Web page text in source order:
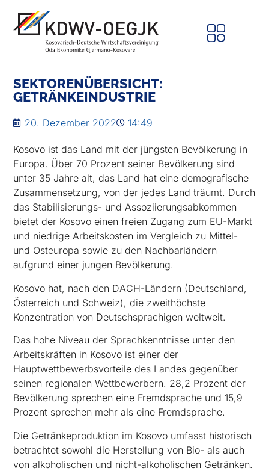
SEKTORENÜBERSICHT:
GETRÄNKEINDUSTRIE
20. Dezember 2022 14:49
Kosovo ist das Land mit der jüngsten Bevölkerung in
Europa. Über 70 Prozent seiner Bevölkerung sind
unter 35 Jahre alt, das Land hat eine demografische
Zusammensetzung, von der jedes Land träumt. Durch
das Stabilisierungs- und Assoziierungsabkommen
bietet der Kosovo einen freien Zugang zum EU-Markt
und niedrige Arbeitskosten im Vergleich zu Mittel-
und Osteuropa sowie zu den Nachbarländern
aufgrund einer jungen Bevölkerung.
Kosovo hat, nach den DACH-Ländern (Deutschland,
Österreich und Schweiz), die zweithöchste
Konzentration von Deutschsprachigen weltweit.
Das hohe Niveau der Sprachkenntnisse unter den
Arbeitskräften in Kosovo ist einer der
Hauptwettbewerbsvorteile des Landes gegenüber
seinen regionalen Wettbewerbern. 28,2 Prozent der
Bevölkerung sprechen eine Fremdsprache und 15,9
Prozent sprechen mehr als eine Fremdsprache.
Die Getränkeproduktion im Kosovo umfasst historisch
betrachtet sowohl die Herstellung von Bio- als auch
von alkoholischen und nicht-alkoholischen Getränken.